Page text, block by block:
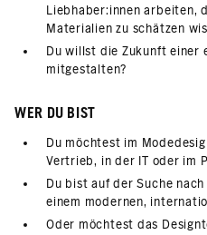
Liebhaber:innen arbeiten,
Materialien zu schätzen
Du willst die Zukunft einer
mitgestalten?
WER DU BIST
Du möchtest im
Vertrieb, in der IT oder im
Du bist auf der Suche
einem modernen,
Oder möchtest das